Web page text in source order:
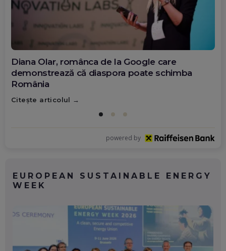
Diana Olar, românca de la Google care
demonstrează că diaspora poate schimba
România
Citește articolul
powered by
EUROPEAN SUSTAINABLE ENERGY
WEEK